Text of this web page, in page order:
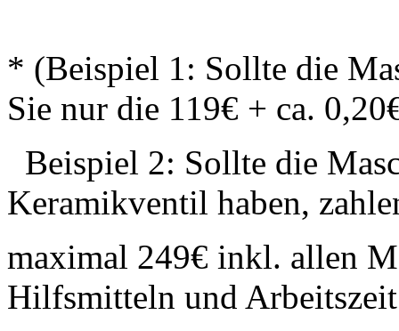
* (Beispiel 1: Sollte die
Sie nur die 119€ + ca.
Beispiel 2: Sollte die
Keramikventil haben,
maximal 249€ inkl. allen
Hilfsmitteln und